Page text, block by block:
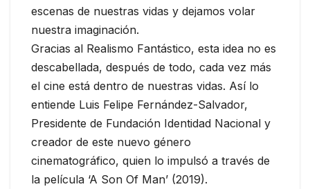
escenas de nuestras vidas y dejamos volar
nuestra imaginación.
Gracias al Realismo Fantástico, esta idea no es
descabellada, después de todo, cada vez más
el cine está dentro de nuestras vidas. Así lo
entiende Luis Felipe Fernández-Salvador,
Presidente de Fundación Identidad Nacional y
creador de este nuevo género
cinematográfico, quien lo impulsó a través de
la película ‘A Son Of Man’ (2019).